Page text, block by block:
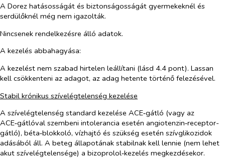
A Dorez hatásosságát és biztonságosságát gyermekeknél és
serdülőknél még nem igazolták.
Nincsenek rendelkezésre álló adatok.
A kezelés abbahagyása:
A kezelést nem szabad hirtelen leállítani (lásd 4.4 pont). Lassan
kell csökkenteni az adagot, az adag hetente történő felezésével.
Stabil krónikus szívelégtelenség kezelése
A szívelégtelenség standard kezelése ACE‑gátló (vagy az
ACE‑gátlóval szembeni intolerancia esetén angiotenzin‑receptor-
gátló), béta‑blokkoló, vízhajtó és szükség esetén szívglikozidok
adásából áll. A beteg állapotának stabilnak kell lennie (nem lehet
akut szívelégtelensége) a bizoprolol‑kezelés megkezdésekor.